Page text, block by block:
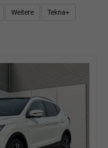
Weitere Tekna+